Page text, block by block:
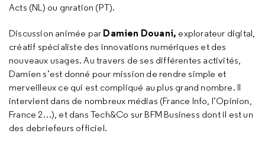
Acts (NL) ou gnration (PT).
Discussion animée par Damien Douani, explorateur digital,
créatif spécialiste des innovations numériques et des
nouveaux usages. Au travers de ses différentes activités,
Damien s’est donné pour mission de rendre simple et
merveilleux ce qui est compliqué au plus grand nombre. Il
intervient dans de nombreux médias (France Info, l’Opinion,
France 2…), et dans Tech&Co sur BFM Business dont il est un
des debriefeurs officiel.